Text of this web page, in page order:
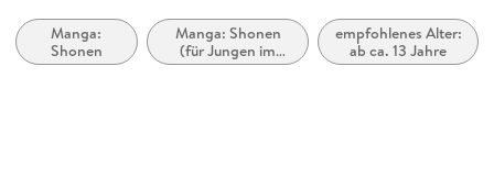
Übersetzung
Gregor Wakounig
Manga:
Shonen
Manga: Shonen
(für Jungen im
Teenageralter)
empfohlenes Alter:
ab ca. 13 Jahre